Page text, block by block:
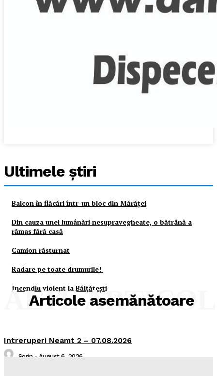
Ultimele ştiri
Balcon în flăcări într-un bloc din Mărăţei
Din cauza unei lumânări nesupravegheate, o bătrână a
rămas fără casă
Camion răsturnat
Radare pe toate drumurile!
Incendiu violent la Bălţăteşti
Articole asemănătoare
ALTE
Intreruperi Neamt 2 – 07.08.2026
Sorin - August 6, 2026